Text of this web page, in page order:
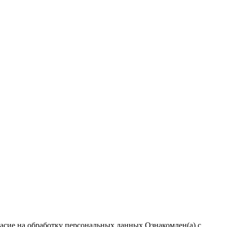
на обработку персональных данных Ознакомлен(а) с